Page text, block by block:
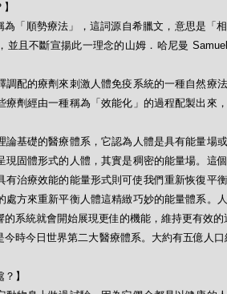
為「順勢療法」，這詞源自希臘文，意思是「
並且不斷宣揚此一理念的山姆．哈尼曼
調配的療劑來刺激人體免疫系統的一種自然療
療劑經由一種稱為「效能化」的過程配製出來
論基礎的醫療體系，它認為人體是具有能量場
現固體形式的人體，其實是稠密的能量場。這
有治療效能的能量形式則可使我們重新恢復平
處方來重新平衡人體這精緻巧妙的能量體系。
系統就會開始展現更佳的機能，維持更有效的
今時今日世界第二大醫療體系。大約有五億人
】